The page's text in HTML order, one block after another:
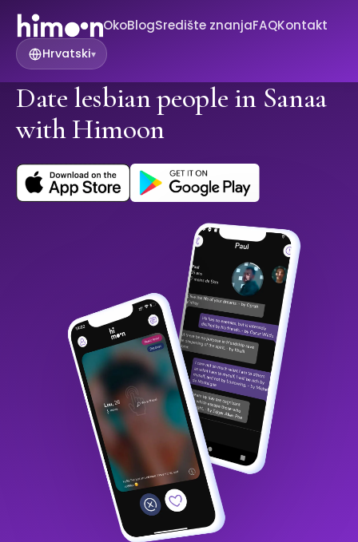
OkoBlogSredište znanjaFAQKontakt
Hrvatski▾
Date lesbian people in Sanaa
with Himoon